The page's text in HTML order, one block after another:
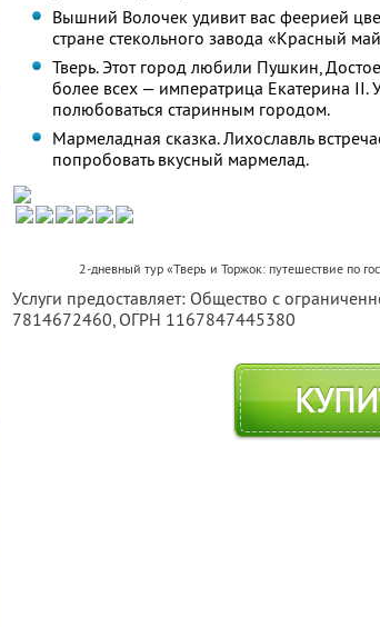
Вышний Волочек удивит вас феерией
стране стекольного завода «Красный
Тверь. Этот город любили Пушкин,
более всех — императрица Екатерина II.
полюбоваться старинным городом.
Мармеладная сказка. Лихославль
попробовать вкусный мармелад.
2-дневный тур «Тверь и Торжок: путешествие по
Услуги предоставляет: Общество с
7814672460, ОГРН 1167847445380